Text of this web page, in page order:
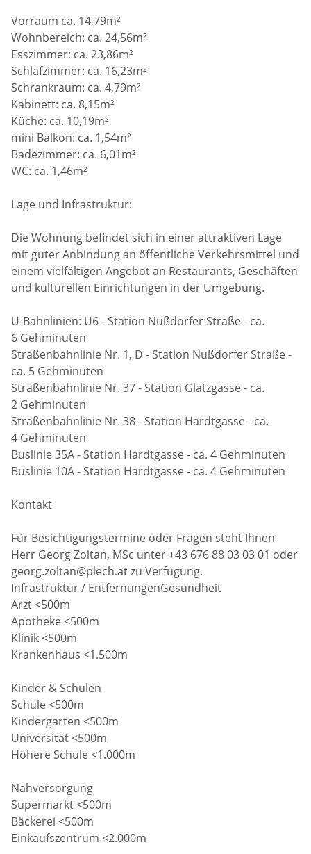
Vorraum ca. 14,79m²
Wohnbereich: ca. 24,56m²
Esszimmer: ca. 23,86m²
Schlafzimmer: ca. 16,23m²
Schrankraum: ca. 4,79m²
Kabinett: ca. 8,15m²
Küche: ca. 10,19m²
mini Balkon: ca. 1,54m²
Badezimmer: ca. 6,01m²
WC: ca. 1,46m²
Lage und Infrastruktur:
Die Wohnung befindet sich in einer attraktiven Lage
mit guter Anbindung an öffentliche Verkehrsmittel und
einem vielfältigen Angebot an Restaurants, Geschäften
und kulturellen Einrichtungen in der Umgebung.
U-Bahnlinien: U6 - Station Nußdorfer Straße - ca.
6 Gehminuten
Straßenbahnlinie Nr. 1, D - Station Nußdorfer Straße -
ca. 5 Gehminuten
Straßenbahnlinie Nr. 37 - Station Glatzgasse - ca.
2 Gehminuten
Straßenbahnlinie Nr. 38 - Station Hardtgasse - ca.
4 Gehminuten
Buslinie 35A - Station Hardtgasse - ca. 4 Gehminuten
Buslinie 10A - Station Hardtgasse - ca. 4 Gehminuten
Kontakt
Für Besichtigungstermine oder Fragen steht Ihnen
Herr Georg Zoltan, MSc unter +43 676 88 03 03 01 oder
georg.zoltan@plech.at zu Verfügung.
Infrastruktur / EntfernungenGesundheit
Arzt <500m
Apotheke <500m
Klinik <500m
Krankenhaus <1.500m
Kinder & Schulen
Schule <500m
Kindergarten <500m
Universität <500m
Höhere Schule <1.000m
Nahversorgung
Supermarkt <500m
Bäckerei <500m
Einkaufszentrum <2.000m